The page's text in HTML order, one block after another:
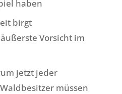
haben
birgt
Vorsicht im
jetzt jeder
müssen